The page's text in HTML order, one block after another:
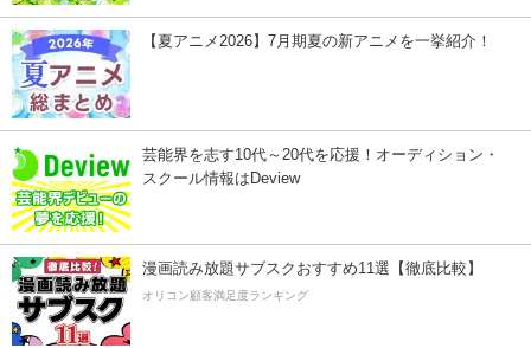
【夏アニメ2026】7月期夏の新アニメを一挙紹介！
芸能界を志す10代～20代を応援！オーディション・
スクール情報はDeview
漫画読み放題サブスクおすすめ11選【徹底比較】
オリコン顧客満足度ランキング